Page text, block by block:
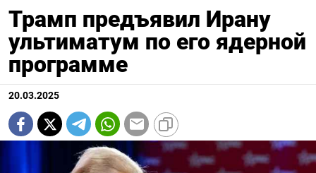
Трамп предъявил Ирану
ультиматум по его ядерной
программе
20.03.2025